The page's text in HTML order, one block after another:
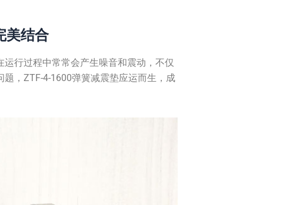
美结合
行过程中常常会产生噪音和震动，不仅
，ZTF-4-1600弹簧减震垫应运而生，成